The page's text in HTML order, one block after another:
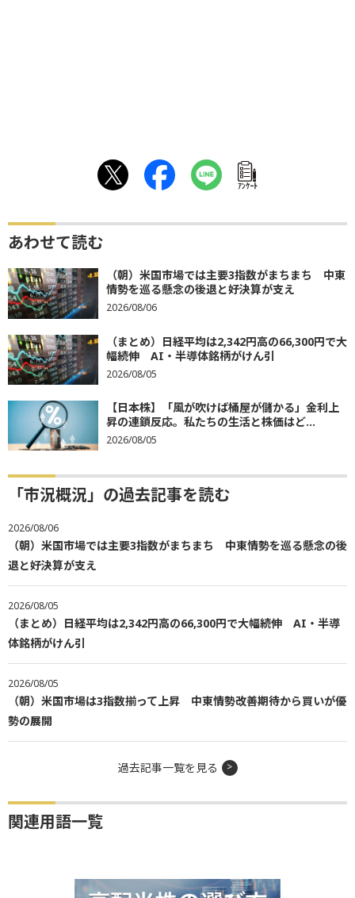
ｱﾝｹｰﾄ
あわせて読む
（朝）米国市場では主要3指数がまちまち 中東
情勢を巡る懸念の後退と好決算が支え
2026/08/06
（まとめ）日経平均は2,342円高の66,300円で大
幅続伸 AI・半導体銘柄がけん引
2026/08/05
【日本株】「風が吹けば桶屋が儲かる」金利上
昇の連鎖反応。私たちの生活と株価はど...
2026/08/05
「市況概況」の過去記事を読む
2026/08/06
（朝）米国市場では主要3指数がまちまち 中東情勢を巡る懸念の後
退と好決算が支え
2026/08/05
（まとめ）日経平均は2,342円高の66,300円で大幅続伸 AI・半導
体銘柄がけん引
2026/08/05
（朝）米国市場は3指数揃って上昇 中東情勢改善期待から買いが優
勢の展開
過去記事一覧を見る
関連用語一覧